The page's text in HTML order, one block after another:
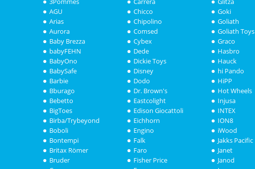
AGU
Arias
Aurora
Baby Brezza
babyFEHN
BabyOno
BabySafe
Barbie
Bburago
Bebetto
BigToes
Birba/Trybeyond
Boboli
Bontempi
Britax Römer
Bruder
Chicco
Chipolino
Comsed
Cybex
Dede
Dickie Toys
Disney
Dodo
Dr. Brown's
Eastcolight
Edison Giocattoli
Eichhorn
Engino
Falk
Faro
Fisher Price
Goki
Goliath
Goliath Toys
Graco
Hasbro
Hauck
hi Pando
HiPP
Hot Wheels
Injusa
INTEX
ION8
iWood
Jakks Pacific
Janet
Janod